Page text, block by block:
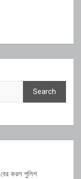
Search
করল পুলিশ